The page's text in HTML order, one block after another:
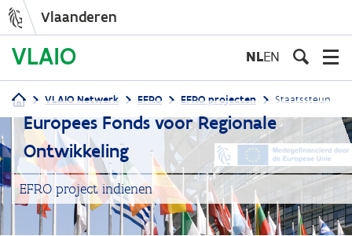
inhoud
gaan
Vlaanderen
NLEN
Kruimelpad
VLAIO Netwerk EFRO EFRO projecten Staatssteun
Europees Fonds voor Regionale
Ontwikkeling
EFRO project indienen